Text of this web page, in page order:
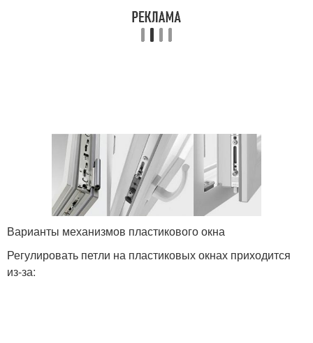
Варианты механизмов пластикового окна
Регулировать петли на пластиковых окнах приходится
из-за: